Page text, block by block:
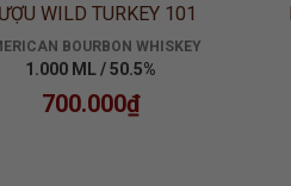
WILD TURKEY 101
BOURBON WHISKEY
1.000 ML / 50.5%
700.000₫